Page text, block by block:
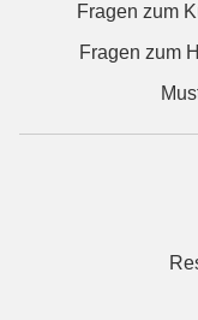
Fragen zum
Fragen zum